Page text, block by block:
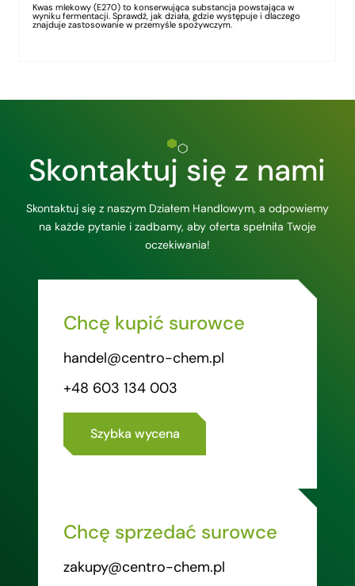
Kwas mlekowy (E270) to konserwująca substancja powstająca w
wyniku fermentacji. Sprawdź, jak działa, gdzie występuje i dlaczego
znajduje zastosowanie w przemyśle spożywczym.
Skontaktuj się z nami
Skontaktuj się z naszym Działem Handlowym, a odpowiemy
na każde pytanie i zadbamy, aby oferta spełniła Twoje
oczekiwania!
Chcę kupić surowce
handel@centro-chem.pl
+48 603 134 003
Szybka wycena
Chcę sprzedać surowce
zakupy@centro-chem.pl